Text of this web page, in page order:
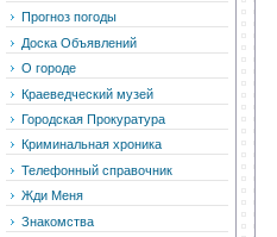
Прогноз погоды
Доска Объявлений
О городе
Краеведческий музей
Городская Прокуратура
Криминальная хроника
Телефонный справочник
Жди Меня
Знакомства